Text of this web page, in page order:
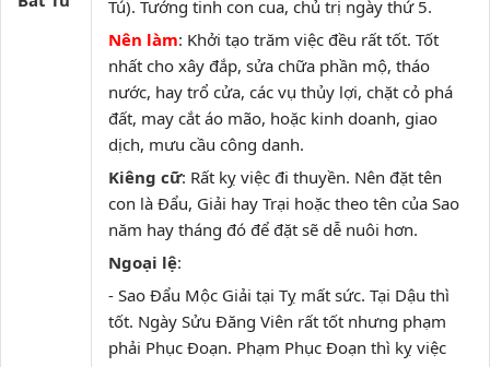
Tú). Tướng tinh con cua, chủ trị ngày thứ 5.
Nên làm: Khởi tạo trăm việc đều rất tốt. Tốt
nhất cho xây đắp, sửa chữa phần mộ, tháo
nước, hay trổ cửa, các vụ thủy lợi, chặt cỏ phá
đất, may cắt áo mão, hoặc kinh doanh, giao
dịch, mưu cầu công danh.
Kiêng cữ: Rất kỵ việc đi thuyền. Nên đặt tên
con là Đẩu, Giải hay Trại hoặc theo tên của Sao
năm hay tháng đó để đặt sẽ dễ nuôi hơn.
Ngoại lệ:
- Sao Đẩu Mộc Giải tại Tỵ mất sức. Tại Dậu thì
tốt. Ngày Sửu Đăng Viên rất tốt nhưng phạm
phải Phục Đoạn. Phạm Phục Đoạn thì kỵ việc